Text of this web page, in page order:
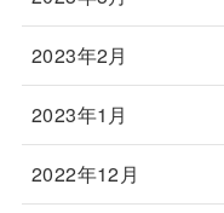
2023年2月
2023年1月
2022年12月